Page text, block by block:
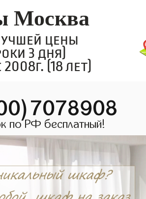
Москва
цены
3 дня)
(18 лет)
по РФ бесплатный!